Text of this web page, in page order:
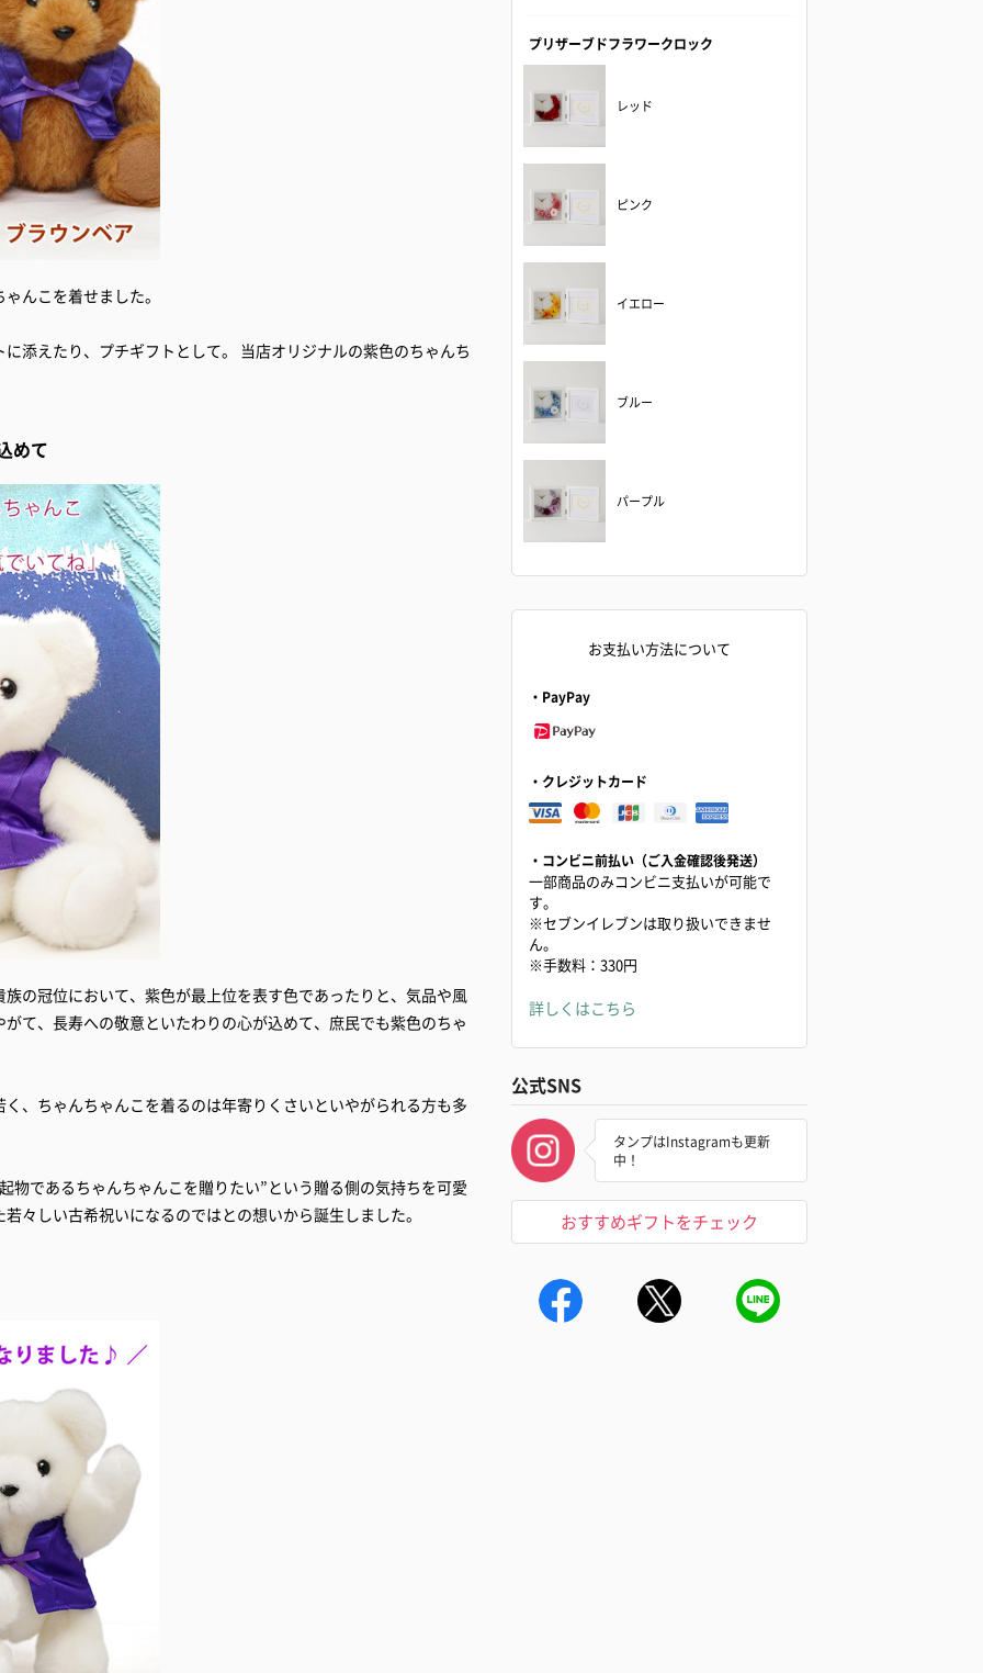
んこを着せました。
添えたり、プチギフトとして。 当店オリジナルの紫色のちゃんち
めて
の冠位において、紫色が最上位を表す色であったりと、気品や風
て、長寿への敬意といたわりの心が込めて、庶民でも紫色のちゃ
、ちゃんちゃんこを着るのは年寄りくさいといやがられる方も多
物であるちゃんちゃんこを贈りたい”という贈る側の気持ちを可愛
々しい古希祝いになるのではとの想いから誕生しました。
プリザーブドフラワークロック
レッド
ピンク
イエロー
ブルー
パープル
お支払い方法について
・PayPay
・クレジットカード
・コンビニ前払い（ご入金確認後発送）
一部商品のみコンビニ支払いが可能で
す。
※セブンイレブンは取り扱いできませ
ん。
※手数料：330円
詳しくはこちら
公式SNS
タンプはInstagramも更新
中！
おすすめギフトをチェック